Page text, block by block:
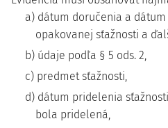
a) dátum doručenia a
opakovanej sťažnosti a
b) údaje podľa § 5 ods. 2,
c) predmet sťažnosti,
d) dátum pridelenia
bola pridelená,